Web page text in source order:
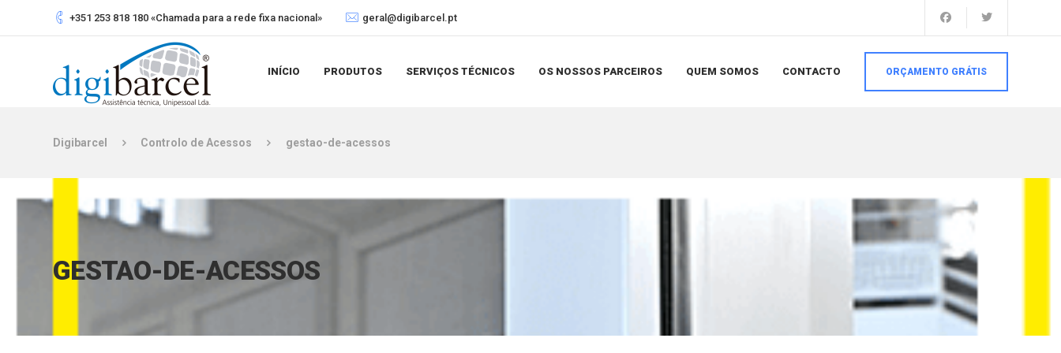
+351 253 818 180 «Chamada para a rede fixa nacional» geral@digibarcel.pt
INÍCIO PRODUTOS SERVIÇOS TÉCNICOS OS NOSSOS PARCEIROS QUEM SOMOS CONTACTO ORÇAMENTO GRÁTIS
Digibarcel Controlo de Acessos gestao-de-acessos
GESTAO-DE-ACESSOS